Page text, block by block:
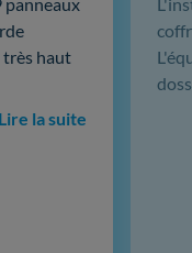
très haut
Lire la suite